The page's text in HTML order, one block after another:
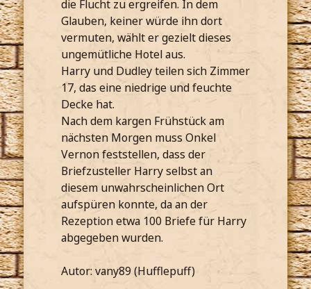
die Flucht zu ergreifen. In dem
Glauben, keiner würde ihn dort
vermuten, wählt er gezielt dieses
ungemütliche Hotel aus.
Harry und Dudley teilen sich Zimmer
17, das eine niedrige und feuchte
Decke hat.
Nach dem kargen Frühstück am
nächsten Morgen muss Onkel
Vernon feststellen, dass der
Briefzusteller Harry selbst an
diesem unwahrscheinlichen Ort
aufspüren konnte, da an der
Rezeption etwa 100 Briefe für Harry
abgegeben wurden.
Autor: vany89 (Hufflepuff)